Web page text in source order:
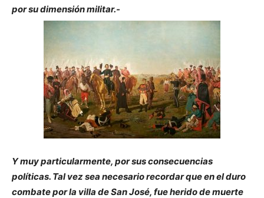
por su dimensión militar.-
Y muy particularmente, por sus consecuencias
políticas. Tal vez sea necesario recordar que en el duro
combate por la villa de San José, fue herido de muerte